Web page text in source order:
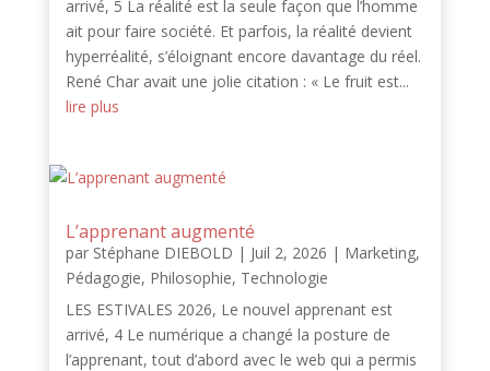
arrivé, 5 La réalité est la seule façon que l’homme
ait pour faire société. Et parfois, la réalité devient
hyperréalité, s’éloignant encore davantage du réel.
René Char avait une jolie citation : « Le fruit est...
lire plus
L’apprenant augmenté
par Stéphane DIEBOLD | Juil 2, 2026 | Marketing,
Pédagogie, Philosophie, Technologie
LES ESTIVALES 2026, Le nouvel apprenant est
arrivé, 4 Le numérique a changé la posture de
l’apprenant, tout d’abord avec le web qui a permis